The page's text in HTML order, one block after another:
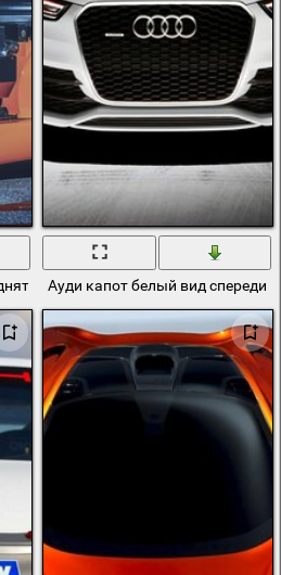
капотом
Ауди капот белый вид спереди